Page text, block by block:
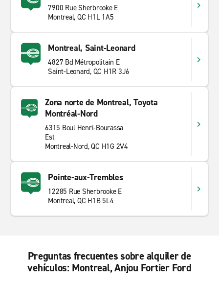
7900 Rue Sherbrooke E
Montreal, QC H1L 1A5
Montreal, Saint-Leonard
4827 Bd Métropolitain E
Saint-Leonard, QC H1R 3J6
Zona norte de Montreal, Toyota
Montréal-Nord
6315 Boul Henri-Bourassa
Est
Montreal-Nord, QC H1G 2V4
Pointe-aux-Trembles
12285 Rue Sherbrooke E
Montreal, QC H1B 5L4
Preguntas frecuentes sobre alquiler de
vehículos: Montreal, Anjou Fortier Ford